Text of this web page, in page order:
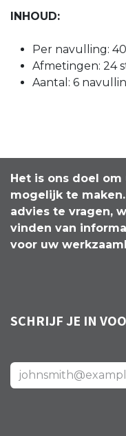
INHOUD:
Per navulling:
Afmetingen: 24
Aantal: 6
Het is ons doel
mogelijk te
advies te vragen,
vinden van
voor uw
SCHRIJF JE IN